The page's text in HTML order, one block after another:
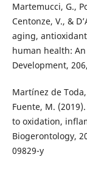
Martemucci, G.,
Centonze, V., &
aging,
human health:
Development,
Martínez de
Fuente, M.
to oxidation,
Biogerontology,
09829-y